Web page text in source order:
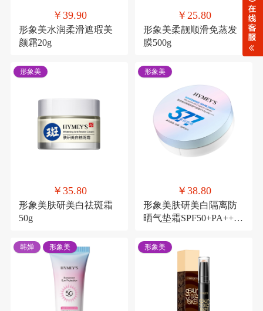
￥39.90
形象美水润柔滑遮瑕美
颜霜20g
￥25.80
形象美柔靓顺滑免蒸发
膜500g
￥35.80
形象美肤研美白祛斑霜
50g
形象美
￥38.80
形象美肤研美白隔离防
晒气垫霜SPF50+PA++++
形象美
韩婵 形象美 形象美